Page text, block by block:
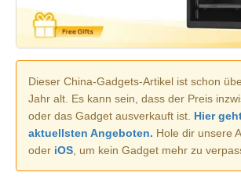
Dieser China-Gadgets-Artikel ist schon
Jahr alt. Es kann sein, dass der Preis
oder das Gadget ausverkauft ist. Hier
aktuellsten Angeboten. Hole dir unsere
oder iOS, um kein Gadget mehr zu